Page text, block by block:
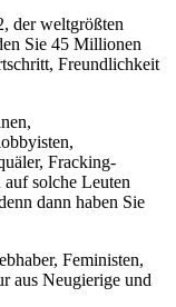
der weltgrößten
Sie 45 Millionen
Freundlichkeit
Fracking-
solche Leuten
dann haben Sie
Feministen,
aus Neugierige und